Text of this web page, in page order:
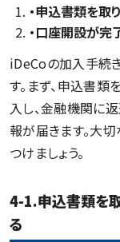
・申込書類を取
・口座開設が完
iDeCoの加入手続
す。まず、申込書
入し、金融機関に
報が届きます。大
つけましょう。
4-1.申込書類を
る